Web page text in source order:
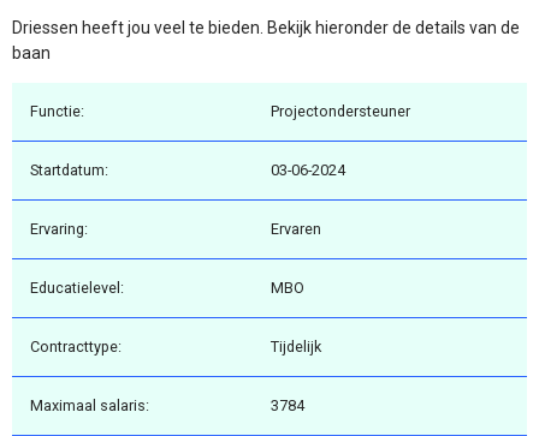
Driessen heeft jou veel te bieden. Bekijk hieronder de details van de
baan
Functie: Projectondersteuner
Startdatum: 03-06-2024
Ervaring: Ervaren
Educatielevel: MBO
Contracttype: Tijdelijk
Maximaal salaris: 3784